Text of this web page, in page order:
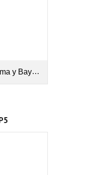
Bayes.pdf